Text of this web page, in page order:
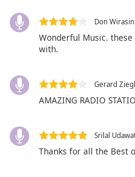
Beginning
window.
Escape
and
close
Don
Wonderful Music.
with.
Gerard
AMAZING RADIO
Srilal
Thanks for all the Best